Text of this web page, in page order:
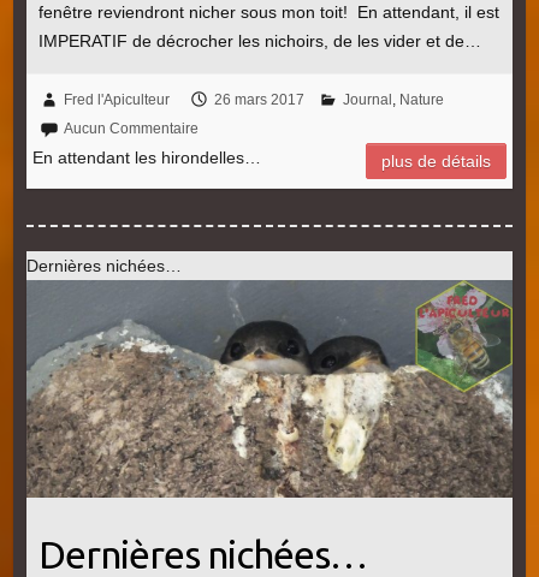
fenêtre reviendront nicher sous mon toit! En attendant, il est
IMPERATIF de décrocher les nichoirs, de les vider et de…
Fred l'Apiculteur 26 mars 2017 Journal Nature
Aucun Commentaire
En attendant les hirondelles… plus de détails
Dernières nichées…
Dernières nichées…